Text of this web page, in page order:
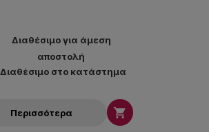
Διαθέσιμο για άμεση
αποστολή
Διαθέσιμο στο κατάστημα
Περισσότερα 